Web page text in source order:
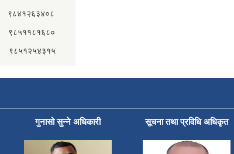
गुनासो सुन्ने अधिकारी सूचना तथा प्रविधि अधिकृत